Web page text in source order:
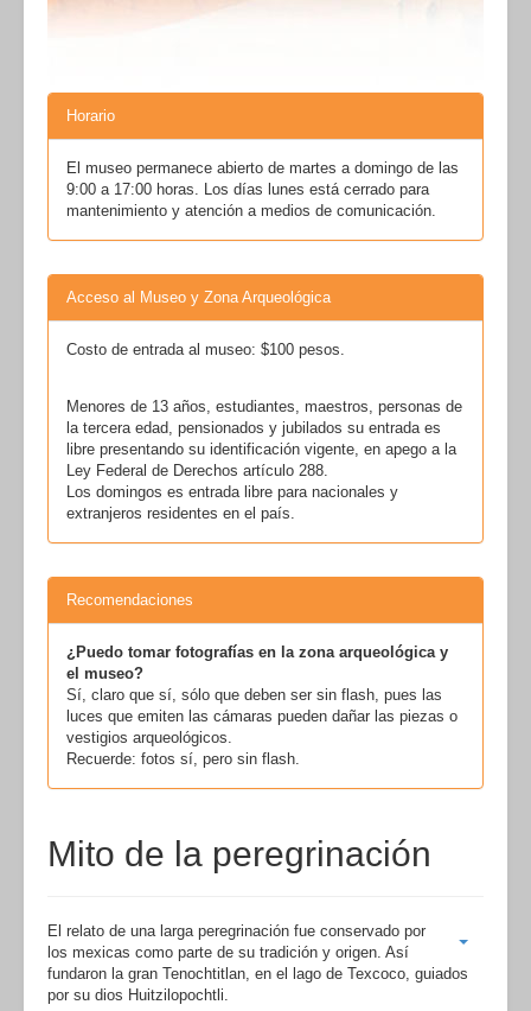
Horario
El museo permanece abierto de martes a domingo de las
9:00 a 17:00 horas. Los días lunes está cerrado para
mantenimiento y atención a medios de comunicación.
Acceso al Museo y Zona Arqueológica
Costo de entrada al museo: $100 pesos.
Menores de 13 años, estudiantes, maestros, personas de
la tercera edad, pensionados y jubilados su entrada es
libre presentando su identificación vigente, en apego a la
Ley Federal de Derechos artículo 288.
Los domingos es entrada libre para nacionales y
extranjeros residentes en el país.
Recomendaciones
¿Puedo tomar fotografías en la zona arqueológica y
el museo?
Sí, claro que sí, sólo que deben ser sin flash, pues las
luces que emiten las cámaras pueden dañar las piezas o
vestigios arqueológicos.
Recuerde: fotos sí, pero sin flash.
Mito de la peregrinación
El relato de una larga peregrinación fue conservado por
los mexicas como parte de su tradición y origen. Así
fundaron la gran Tenochtitlan, en el lago de Texcoco, guiados
por su dios Huitzilopochtli.